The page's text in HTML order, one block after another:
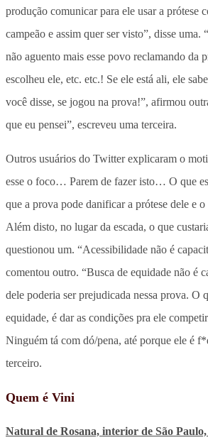
produção comunicar para ele usar a prótese
campeão e assim quer ser visto”, disse uma.
não aguento mais esse povo reclamando da
escolheu ele, etc. etc.! Se ele está ali, ele
você disse, se jogou na prova!”, afirmou
que eu pensei”, escreveu uma terceira.
Outros usuários do Twitter explicaram o
esse o foco… Parem de fazer isto… O que
que a prova pode danificar a prótese dele e
Além disto, no lugar da escada, o que
questionou um. “Acessibilidade não é
comentou outro. “Busca de equidade não é
dele poderia ser prejudicada nessa prova. O
equidade, é dar as condições pra ele
Ninguém tá com dó/pena, até porque ele é
terceiro.
Quem é Vini
Natural de Rosana, interior de São